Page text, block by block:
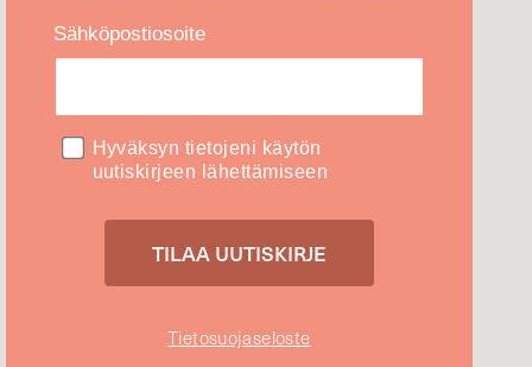
Sähköpostiosoite
Hyväksyn tietojeni käytön
uutiskirjeen lähettämiseen
Tietosuojaseloste